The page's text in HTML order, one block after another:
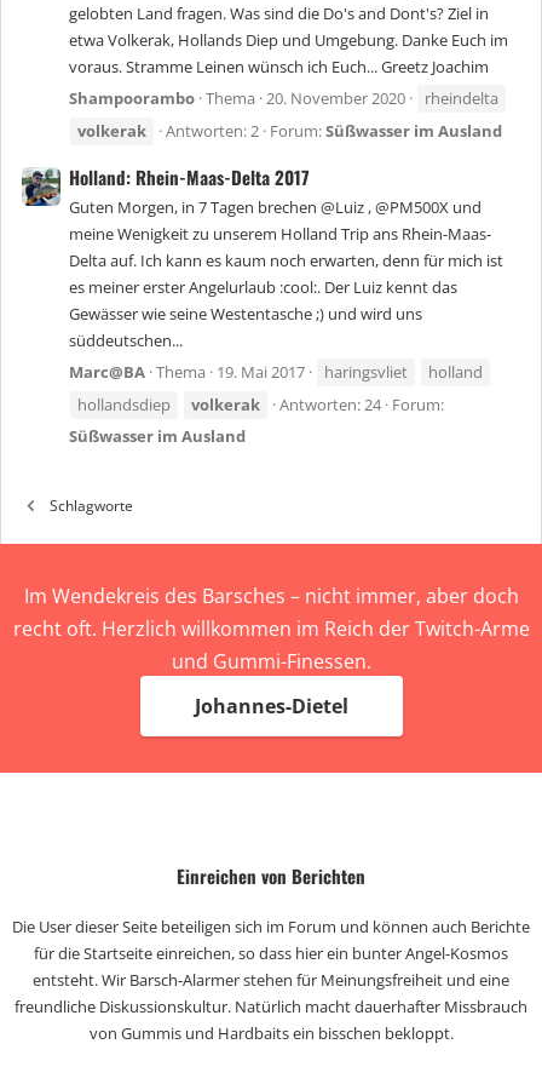
gelobten Land fragen. Was sind die Do's and Dont's? Ziel in
etwa Volkerak, Hollands Diep und Umgebung. Danke Euch im
voraus. Stramme Leinen wünsch ich Euch... Greetz Joachim
Shampoorambo Thema 20. November 2020
rheindelta
volkerak
Antworten: 2 Forum:Süßwasser im Ausland
Holland: Rhein-Maas-Delta 2017
Guten Morgen, in 7 Tagen brechen @Luiz , @PM500X und
meine Wenigkeit zu unserem Holland Trip ans Rhein-Maas-
Delta auf. Ich kann es kaum noch erwarten, denn für mich ist
es meiner erster Angelurlaub :cool:. Der Luiz kennt das
Gewässer wie seine Westentasche ;) und wird uns
süddeutschen...
Marc@BA Thema 19. Mai 2017 haringsvliet
holland
hollandsdiep
volkerak Antworten: 24 Forum:
Süßwasser im Ausland
Schlagworte
Im Wendekreis des Barsches – nicht immer, aber doch
recht oft. Herzlich willkommen im Reich der Twitch-Arme
und Gummi-Finessen.
Johannes-Dietel
Einreichen von Berichten
Die User dieser Seite beteiligen sich im Forum und können auch Berichte
für die Startseite einreichen, so dass hier ein bunter Angel-Kosmos
entsteht. Wir Barsch-Alarmer stehen für Meinungsfreiheit und eine
freundliche Diskussionskultur. Natürlich macht dauerhafter Missbrauch
von Gummis und Hardbaits ein bisschen bekloppt.